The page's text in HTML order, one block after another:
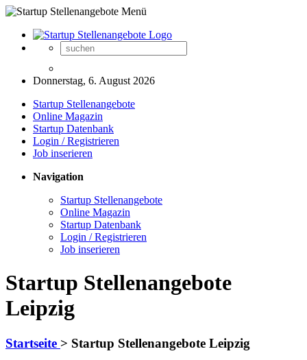
Donnerstag, 6. August 2026
Startup Stellenangebote
Online Magazin
Startup Datenbank
Login / Registrieren
Job inserieren
Navigation
Startup Stellenangebote
Online Magazin
Startup Datenbank
Login / Registrieren
Job inserieren
Startup Stellenangebote
Leipzig
Startseite > Startup Stellenangebote Leipzig